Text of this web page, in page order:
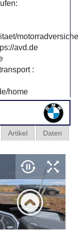
avd.de
:
home
Daten
Artikel